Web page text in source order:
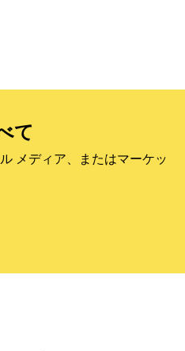
て
メディア、またはマーケッ